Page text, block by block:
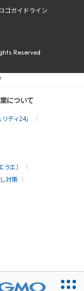
ゴガイドライン
Reserved.
について
ティ24」
エ）
対策